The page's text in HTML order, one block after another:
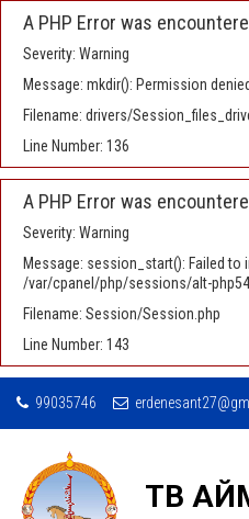
A PHP Error was
Severity: Warning
Message: mkdir(): Permission denied
Filename: drivers/
Line Number: 136
A PHP Error was
Severity: Warning
Message: session_start(): Failed
/var/cpanel/php/sessions/alt-
Filename: Session/Session.php
Line Number: 143
99035746
ТӨВ